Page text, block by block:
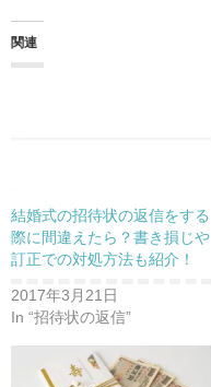
関連
結婚式の招待状の返信をする
際に間違えたら？書き損じや
訂正での対処方法も紹介！
2017年3月21日
In “招待状の返信”